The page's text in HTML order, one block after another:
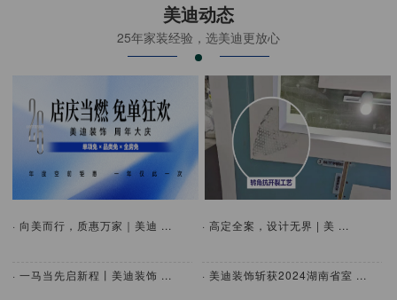
美迪动态
25年家装经验，选美迪更放心
· 向美而行，质惠万家｜美迪 ...
· 一马当先启新程丨美迪装饰 ...
· 高定全案，设计无界 | 美 ...
· 美迪装饰斩获2024湖南省室 ...